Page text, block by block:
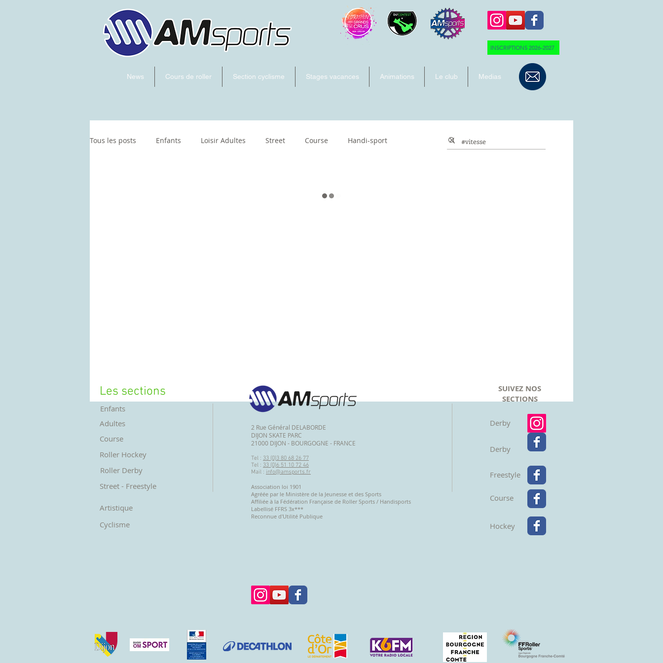
INSCRIPTIONS 2026-2027
News Cours de roller Section cyclisme Stages vacances Animations Le club Medias
Tous les posts Enfants Loisir Adultes Street Course Handi-sport
Les sections
Enfants
Adultes
Course
Roller Hockey
Roller Derby
Street - Freestyle
Artistique
2 Rue Général DELABORDE
DIJON SKATE PARC
21000 DIJON - BOURGOGNE - FRANCE
Tel : 33 (0)3 80 68 26 77
Tel : 33 (0)6 51 10 72 46
Mail : info@amsports.fr
Association loi 1901
Agréée par le Ministère de la Jeunesse et des Sports
Affiliée à la Fédération Française de Roller Sports / Handisports
Labellisé FFRS 3x***
Reconnue d'Utilité Publique
SUIVEZ NOS
SECTIONS
Derby
Derby
Freestyle
Course
Hockey
Cyclisme